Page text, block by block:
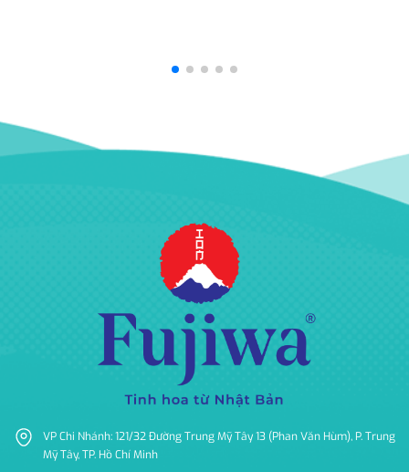
VP Chi Nhánh: 121/32 Đường Trung Mỹ Tây 13 (Phan Văn Hùm), P. Trung
Mỹ Tây, TP. Hồ Chí Minh